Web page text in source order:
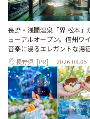
長野・浅間温泉「界 松本」
ューアルオープン。信州ワ
音楽に浸るエレガントな湯
長野県 [PR] 2026.08.05